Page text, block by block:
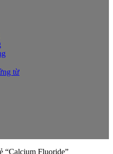
từ
“Calcium Fluoride”